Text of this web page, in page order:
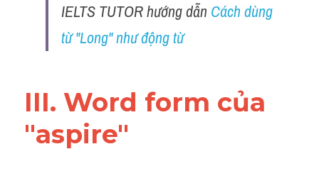
IELTS TUTOR hướng dẫn Cách dùng
từ "Long" như động từ
III. Word form của
"aspire"